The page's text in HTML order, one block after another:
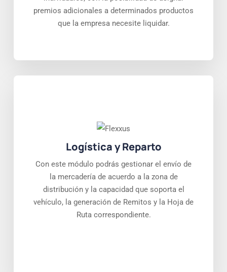
premios adicionales a determinados productos
que la empresa necesite liquidar.
Logística y Reparto
Con este módulo podrás gestionar el envío de
la mercadería de acuerdo a la zona de
distribución y la capacidad que soporta el
vehículo, la generación de Remitos y la Hoja de
Ruta correspondiente.